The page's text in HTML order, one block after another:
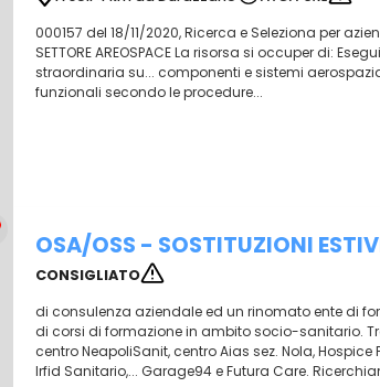
000157 del 18/11/2020, Ricerca e Seleziona per
SETTORE AREOSPACE La risorsa si occuper di:
straordinaria su... componenti e sistemi
funzionali secondo le procedure...
OSA/OSS - SOSTITUZIONI
CONSIGLIATO
di consulenza aziendale ed un rinomato ente di
di corsi di formazione in ambito socio-sanitario.
centro NeapoliSanit, centro Aias sez. Nola,
Irfid Sanitario,... Garage94 e Futura Care.